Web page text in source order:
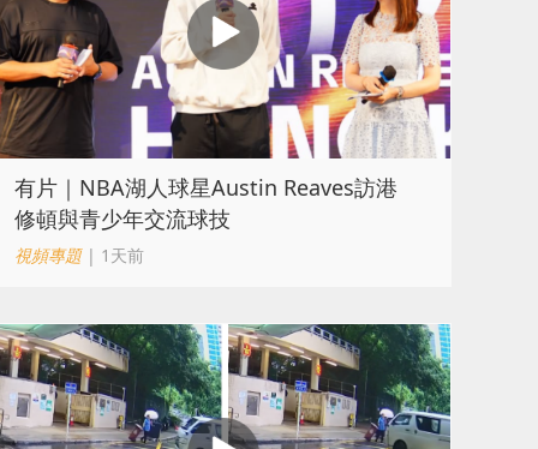
有片｜NBA湖人球星Austin Reaves訪港
修頓與青少年交流球技
視頻專題| 1天前